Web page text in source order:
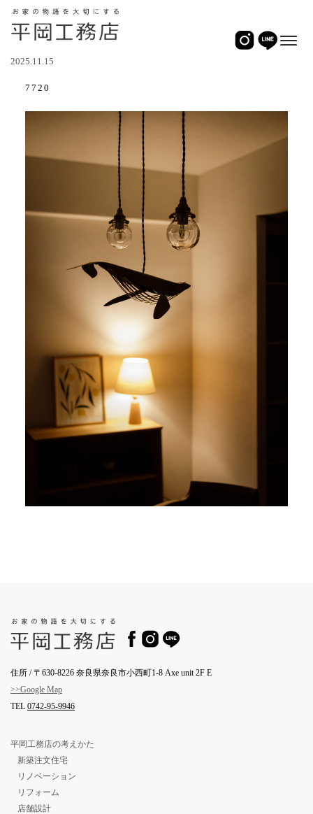
2025.11.15
7720
住所 / 〒630-8226 奈良県奈良市小西町1-8 Axe unit 2F E
>>Google Map
TEL 0742-95-9946
平岡工務店の考えかた
新築注文住宅
リノベーション
リフォーム
店舗設計